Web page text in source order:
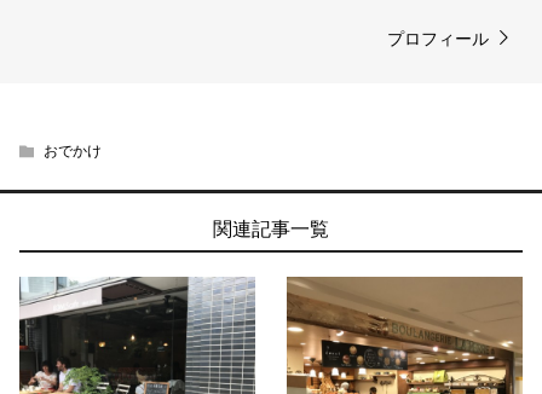
プロフィール
おでかけ
関連記事一覧